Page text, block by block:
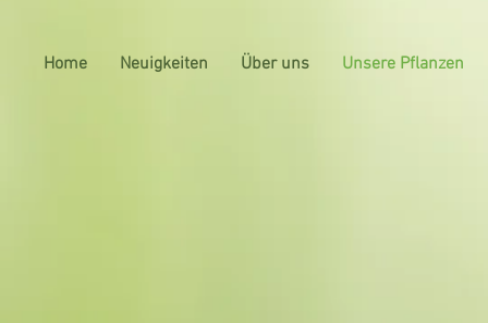
Home Neuigkeiten Über uns Unsere Pflanzen